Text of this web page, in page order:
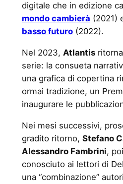
digitale che in edizione
mondo cambierà (2021)
basso futuro(2022).
Nel 2023, Atlantis
serie: la consueta
una grafica di copertina
ormai tradizione, un
inaugurare le
Nei mesi successivi,
gradito ritorno, Stefano
Alessandro Fambrini,
conosciuto ai lettori di
una “combinazione”